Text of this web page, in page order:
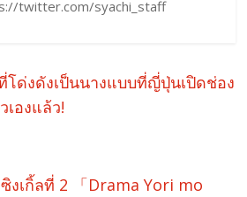
twitter.com/syachi_staff
โด่งดังเป็นนางแบบที่ญี่ปุ่นเปิดช่อง
เองแล้ว!
งเกิ้ลที่ 2 「Drama Yori mo